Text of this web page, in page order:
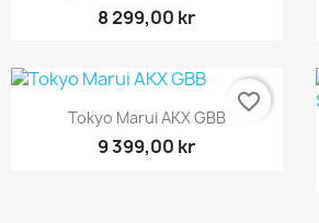
8 299,00 kr
Snabbvy
Tokyo Marui AKX GBB
9 399,00 kr
favorite_border